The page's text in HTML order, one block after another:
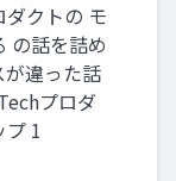
クトの モ
の話を詰め
違った話
プロダ
1